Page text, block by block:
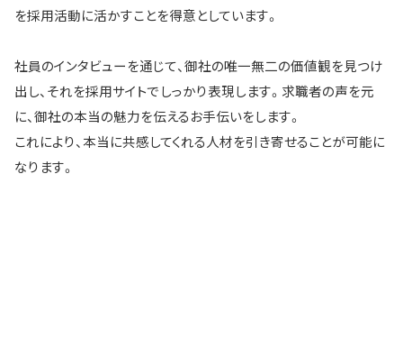
を採用活動に活かすことを得意としています。
社員のインタビューを通じて、御社の唯一無二の価値観を見つけ
出し、それを採用サイトでしっかり表現します。求職者の声を元
に、御社の本当の魅力を伝えるお手伝いをします。
これにより、本当に共感してくれる人材を引き寄せることが可能に
なります。